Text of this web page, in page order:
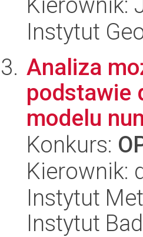
Instytut
Analiza
podstawie
modelu
Konkurs:
Kierownik:
Instytut
Instytut